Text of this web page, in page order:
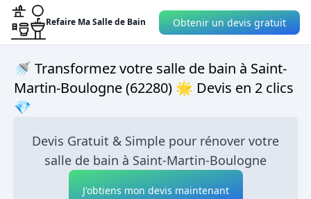
Refaire Ma Salle de Bain Obtenir un devis gratuit
🚿 Transformez votre salle de bain à Saint-
Martin-Boulogne (62280) 🌟 Devis en 2 clics
💎
Devis Gratuit & Simple pour rénover votre
salle de bain à Saint-Martin-Boulogne
J'obtiens mon devis maintenant